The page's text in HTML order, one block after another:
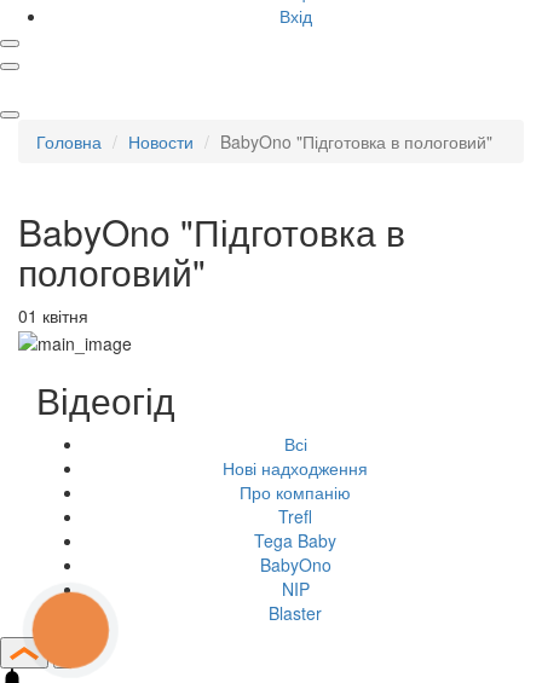
Вхід
Головна Новости BabyOno "Підготовка в пологовий"
BabyOno "Підготовка в
пологовий"
01 квітня
Відеогід
Всі
Нові надходження
Про компанію
Trefl
Tega Baby
BabyOno
NIP
Blaster